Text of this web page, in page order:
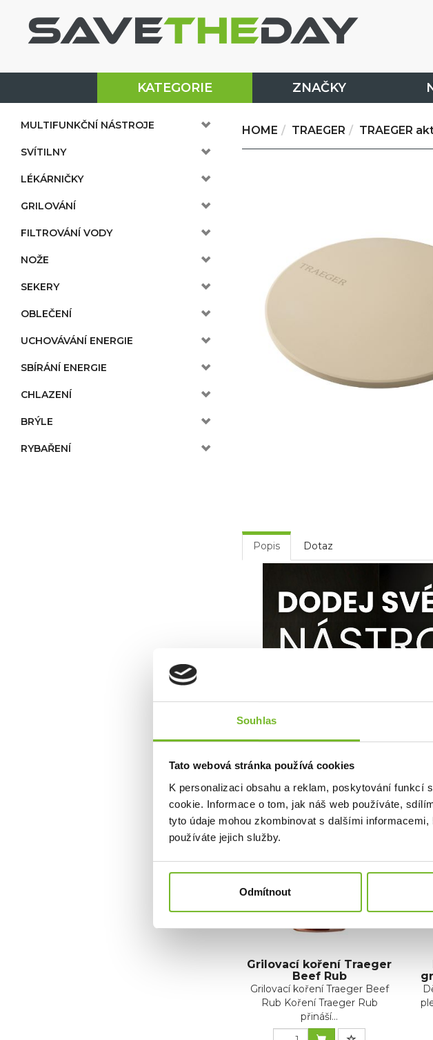
Souhlas
Tato webová stránka používá cookies
K personalizaci obsahu a reklam, poskytování
cookie. Informace o tom, jak náš web používáte,
tyto údaje mohou zkombinovat s dalšími
používáte jejich služby.
Odmítnout
KATEGORIE ZNAČKY
MULTIFUNKČNÍ NÁSTROJE
SVÍTILNY
LÉKÁRNIČKY
GRILOVÁNÍ
FILTROVÁNÍ VODY
NOŽE
SEKERY
OBLEČENÍ
UCHOVÁVÁNÍ ENERGIE
SBÍRÁNÍ ENERGIE
CHLAZENÍ
BRÝLE
RYBAŘENÍ
HOME TRAEGER TRAEGER
Popis Dotaz
Mohlo by Vás zajímat
Grilovací koření Traeger
Beef Rub
Grilovací koření Traeger Beef
Rub Koření Traeger Rub
přináší...